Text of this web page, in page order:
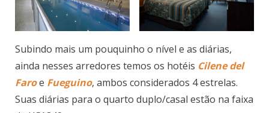
Subindo mais um pouquinho o nível e as diárias,
ainda nesses arredores temos os hotéis Cilene del
Faroe Fueguino, ambos considerados 4 estrelas.
Suas diárias para o quarto duplo/casal estão na faixa